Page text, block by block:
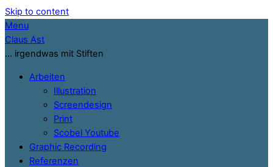
Skip to content
Menu
Claus Ast
… irgendwas mit Stiften
Arbeiten
Illustration
Screendesign
Print
Scobel Youtube
Graphic Recording
Referenzen